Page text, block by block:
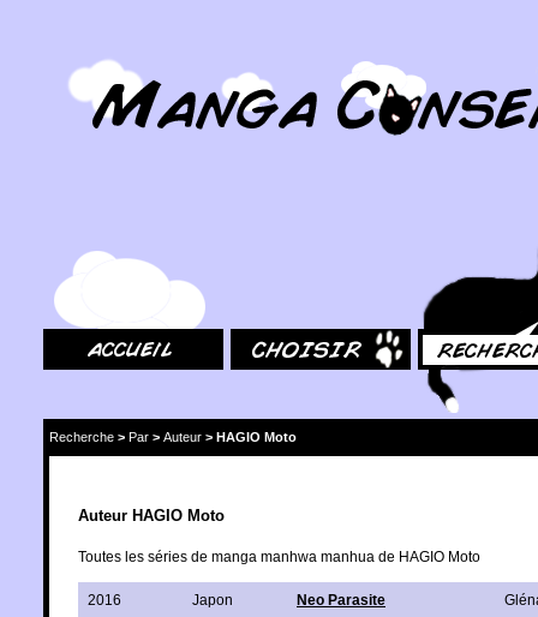
Recherche > Par > Auteur > HAGIO Moto
Auteur HAGIO Moto
Toutes les séries de manga manhwa manhua de HAGIO Moto
2016 Japon Neo Parasite